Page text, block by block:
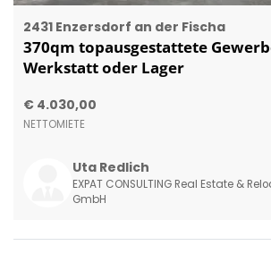
2431 Enzersdorf an der Fischa
370qm topausgestattete
Werkstatt oder Lager
€ 4.030,00
NETTOMIETE
Uta Redlich
EXPAT CONSULTING Real Estate &
GmbH